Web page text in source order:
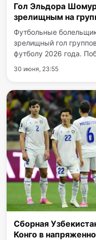
Гол Эльдора
зрелищным на
Футбольные
зрелищный гол
футболу 2026 года.
капитан и
30 июня, 23:55
Сборная
Конго в